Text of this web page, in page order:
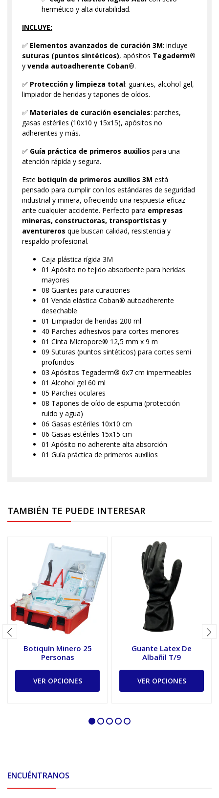
hermético y alta durabilidad.
INCLUYE:
✅ Elementos avanzados de curación 3M: incluye
suturas (puntos sintéticos), apósitos Tegaderm®
y venda autoadherente Coban®.
✅ Protección y limpieza total: guantes, alcohol gel,
limpiador de heridas y tapones de oídos.
✅ Materiales de curación esenciales: parches,
gasas estériles (10x10 y 15x15), apósitos no
adherentes y más.
✅ Guía práctica de primeros auxilios para una
atención rápida y segura.
Este botiquín de primeros auxilios 3M está
pensado para cumplir con los estándares de seguridad
industrial y minera, ofreciendo una respuesta eficaz
ante cualquier accidente. Perfecto para empresas
mineras, constructoras, transportistas y
aventureros que buscan calidad, resistencia y
respaldo profesional.
Caja plástica rígida 3M
01 Apósito no tejido absorbente para heridas
mayores
08 Guantes para curaciones
01 Venda elástica Coban® autoadherente
desechable
01 Limpiador de heridas 200 ml
40 Parches adhesivos para cortes menores
01 Cinta Micropore® 12,5 mm x 9 m
09 Suturas (puntos sintéticos) para cortes semi
profundos
03 Apósitos Tegaderm® 6x7 cm impermeables
01 Alcohol gel 60 ml
05 Parches oculares
08 Tapones de oído de espuma (protección
ruido y agua)
06 Gasas estériles 10x10 cm
06 Gasas estériles 15x15 cm
01 Apósito no adherente alta absorción
01 Guía práctica de primeros auxilios
TAMBIÉN TE PUEDE INTERESAR
Botiquín Minero 25
Personas
VER OPCIONES
Guante Latex De
Albañil T/9
VER OPCIONES
ENCUÉNTRANOS